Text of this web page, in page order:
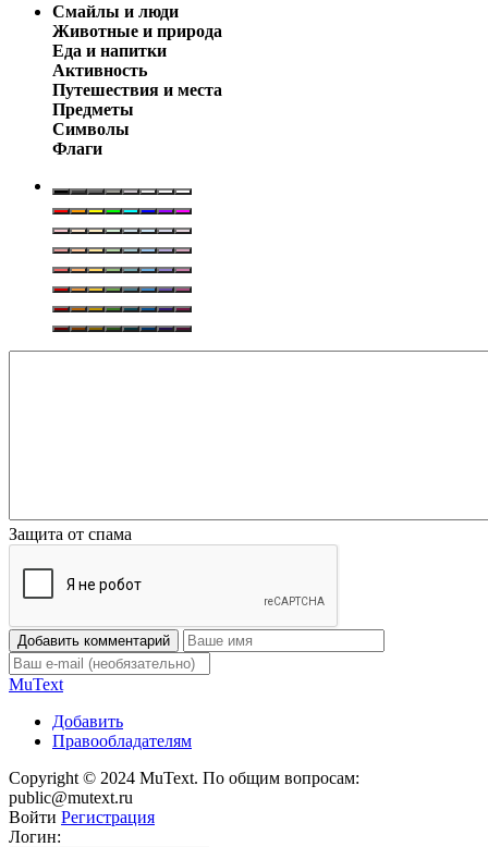
Смайлы и люди
Животные и природа
Еда и напитки
Активность
Путешествия и места
Предметы
Символы
Флаги
Защита от спама
Добавить комментарий
MuText
Добавить
Правообладателям
Copyright © 2024 MuText. По общим вопросам:
public@mutext.ru
Войти Регистрация
Логин: